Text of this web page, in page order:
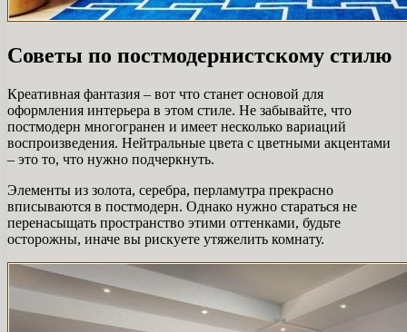
Советы по постмодернистскому стилю
Креативная фантазия – вот что станет основой для
оформления интерьера в этом стиле. Не забывайте, что
постмодерн многогранен и имеет несколько вариаций
воспроизведения. Нейтральные цвета с цветными акцентами
– это то, что нужно подчеркнуть.
Элементы из золота, серебра, перламутра прекрасно
вписываются в постмодерн. Однако нужно стараться не
перенасыщать пространство этими оттенками, будьте
осторожны, иначе вы рискуете утяжелить комнату.